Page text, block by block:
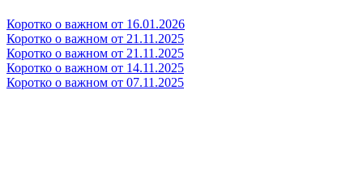
Коротко о важном от 16.01.2026
Коротко о важном от 21.11.2025
Коротко о важном от 21.11.2025
Коротко о важном от 14.11.2025
Коротко о важном от 07.11.2025